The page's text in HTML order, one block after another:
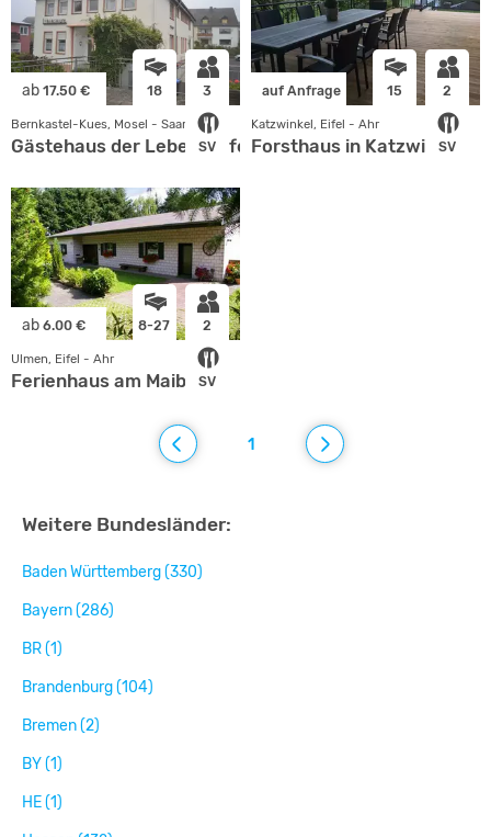
ab 17.50 € 18 3
SV
Bernkastel-Kues, Mosel - Saar
Gästehaus der Lebenshilfe e.V.
auf Anfrage 15 2
SV
Katzwinkel, Eifel - Ahr
Forsthaus in Katzwinkel
ab 6.00 € 8-27 2
SV
Ulmen, Eifel - Ahr
Ferienhaus am Maibüsch
1
Weitere Bundesländer:
Baden Württemberg (330)
Bayern (286)
BR (1)
Brandenburg (104)
Bremen (2)
BY (1)
HE (1)